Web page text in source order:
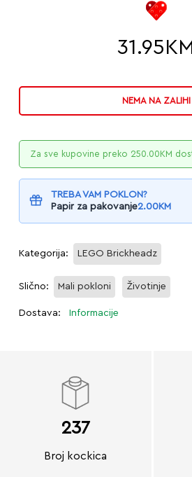
31.95 KM
NEMA NA ZALIHI
Za sve kupovine preko 250.00KM
TREBA VAM POKLON?
Papir za pakovanje2.00KM
Kategorija: LEGO Brickheadz
Slično: Mali pokloni Životinje
Dostava: Informacije
237
Broj kockica